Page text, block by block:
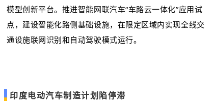
模型创新平台。推进智能网联汽车“车路云一体化”应用试
点，建设智能化路侧基础设施，在限定区域内实现全线交
通设施联网识别和自动驾驶模式运行。
印度电动汽车制造计划陷停滞